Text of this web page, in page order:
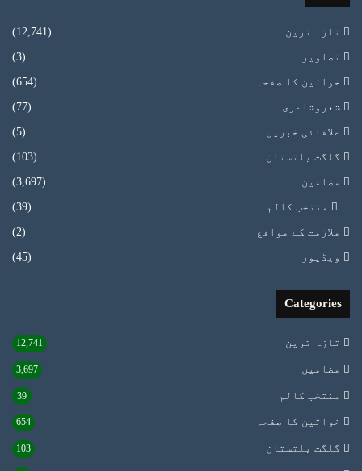
تازہ ترین (12,741)
تصاویر (3)
خواتین کا صفحہ (654)
شعروشاعری (77)
علاقائی خبریں (5)
گلگت بلتستان (103)
مضامین (3,697)
منتخب کالم (39)
ملازمت کے مواقع (2)
ویڈیوز (45)
Categories
تازہ ترین 12,741
مضامین 3,697
منتخب کالم 39
خواتین کا صفحہ 654
گلگت بلتستان 103